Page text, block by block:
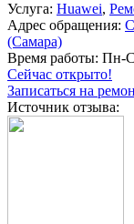
Услуга: Huawei,
Адрес обращения:
(Самара)
Время работы: Пн-
Сейчас открыто!
Записаться на
Источник отзыва: